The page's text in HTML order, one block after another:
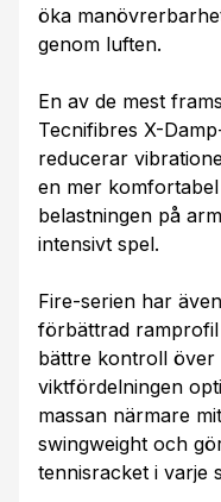
öka
genom luften.
En av de mest
Tecnifibres X-
reducerar
en mer
belastningen på
intensivt spel.
Fire-serien har
förbättrad
bättre kontroll över
viktfördelningen
massan närmare
swingweight och
tennisracket i varje